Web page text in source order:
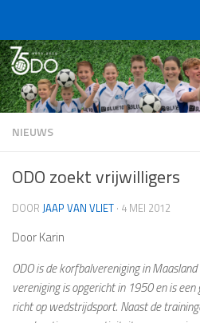
NIEUWS
ODO zoekt vrijwilligers
DOOR JAAP VAN VLIET · 4 MEI 2012
Door Karin
ODO is de korfbalvereniging in
vereniging is opgericht in 1950 en is
richt op wedstrijdsport. Naast de